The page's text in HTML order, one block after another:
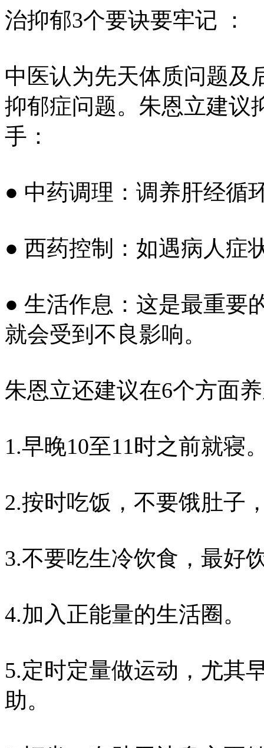
治抑郁3个要诀要牢记 ：
中医认为先天体质问题及
抑郁症问题。朱恩立建议
手：
● 中药调理：调养肝经循
● 西药控制：如遇病人症
● 生活作息：这是最重要
就会受到不良影响。
朱恩立还建议在6个方面
1.早晚10至11时之前就寝
2.按时吃饭，不要饿肚子
3.不要吃生冷饮食，最好
4.加入正能量的生活圈。
5.定时定量做运动，尤其
助。